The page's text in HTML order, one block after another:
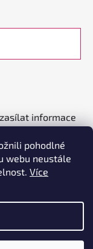
pohodlné
webu neustále
Více
informace